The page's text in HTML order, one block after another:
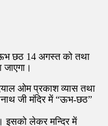
ऊभ छठ 14 अगस्त को तथा
जाएगा।
ओम प्रकाश व्यास तथा
जी मंदिर में “ऊभ-छठ”
इसको लेकर मन्दिर में